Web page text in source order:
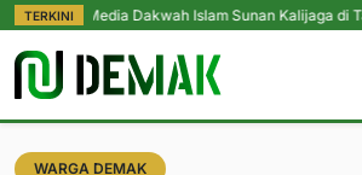
TERKINI
Media Dakwah Islam Sunan Kalijaga di Tanah Jawa
WARGA DEMAK